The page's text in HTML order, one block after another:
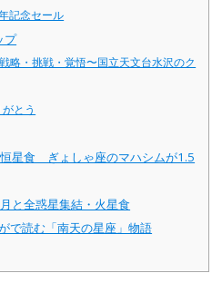
記念セール
プ
略・挑戦・覚悟〜国立天文台水沢のク
とう
星食 ぎょしゃ座のマハシムが1.5
全惑星集結・火星食
読む「南天の星座」物語